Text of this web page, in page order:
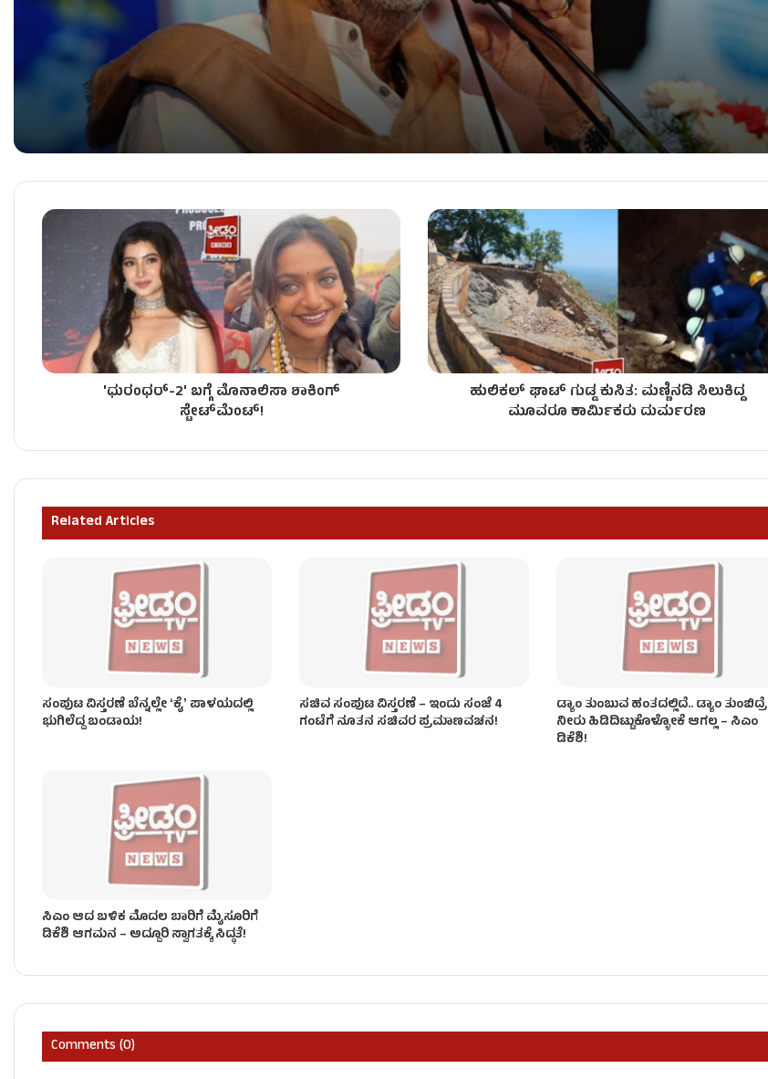
ಕಾಂಗ್ರೆಸ್​ನಲ್ಲಿ ಮುಂದುವರಿದ ಸಚಿವ ಸ್ಥಾನದ ಬಂಡಾಯ – ಇಂದು ದೆಹಲಿಗೆ ಡಿಕೆಶಿ ಭೇಟಿ!
ಬಂಡಾಯ ಶಾಸಕರಿಗೆ TB ಜಯಚಂದ್ರ & HK ಪಾಟೀಲ್ ನೇತೃತ್ವ – ಅಧಿವೇಶನದಲ್ಲಿ ಡಿಕೆಶಿಗೆ ಮುಜುಗರ!
ʻಕೈʼ​ ಪಾಳಯದಲ್ಲಿ ಬಂಡಾಯದ ರೋಷಾಗ್ನಿ – KPCC ಕಚೇರಿ ಎದುರು ಕಾರ್ಯಕರ್ತರ ಹೈಡ್ರಾಮಾ!
ʻಕೈʼ ಸರ್ಕಾರದ ನೂತನ ಸಚಿವರಿಗೆ ಒಲಿದ ಖಾತೆಗಳು – ಯಾರಿಗೆ ಯಾವ ಖಾತೆ? ಇಲ್ಲಿದೆ ಸಂಭಾವ್ಯ ಪಟ್ಟಿ!
'ಧುರಂಧರ್-2' ಬಗ್ಗೆ ಮೊನಾಲಿಸಾ ಶಾಕಿಂಗ್
ಸ್ಟೇಟ್‌ಮೆಂಟ್!
ಹುಲಿಕಲ್ ಘಾಟ್ ಗುಡ್ಡ ಕುಸಿತ: ಮಣ್ಣಿನಡಿ ಸಿಲುಕಿದ್ದ
ಮೂವರೂ ಕಾರ್ಮಿಕರು ದುರ್ಮರಣ
Related Articles
ಸಂಪುಟ ವಿಸ್ತರಣೆ ಬೆನ್ನಲ್ಲೇ ʻಕೈʼ ಪಾಳಯದಲ್ಲಿ
ಭುಗಿಲೆದ್ದ ಬಂಡಾಯ!
ಸಚಿವ ಸಂಪುಟ ವಿಸ್ತರಣೆ – ಇಂದು ಸಂಜೆ 4
ಗಂಟೆಗೆ ನೂತನ ಸಚಿವರ ಪ್ರಮಾಣವಚನ!
ಡ್ಯಾಂ ತುಂಬುವ ಹಂತದಲ್ಲಿದೆ.. ಡ್ಯಾಂ ತುಂಬಿದ್ರೆ
ನೀರು ಹಿಡಿದಿಟ್ಟುಕೊಳ್ಳೋಕೆ ಆಗಲ್ಲ – ಸಿಎಂ
ಡಿಕೆಶಿ!
ಸಿಎಂ ಆದ ಬಳಿಕ ಮೊದಲ ಬಾರಿಗೆ ಮೈಸೂರಿಗೆ
ಡಿಕೆಶಿ ಆಗಮನ – ಅದ್ದೂರಿ ಸ್ವಾಗತಕ್ಕೆ ಸಿದ್ಧತೆ!
Comments (0)